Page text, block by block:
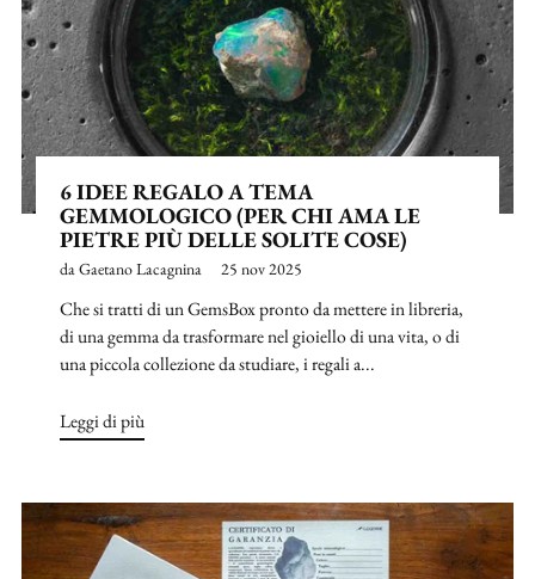
6 IDEE REGALO A TEMA
GEMMOLOGICO (PER CHI AMA LE
PIETRE PIÙ DELLE SOLITE COSE)
da Gaetano Lacagnina 25 nov 2025
Che si tratti di un GemsBox pronto da mettere in libreria,
di una gemma da trasformare nel gioiello di una vita, o di
una piccola collezione da studiare, i regali a...
Leggi di più